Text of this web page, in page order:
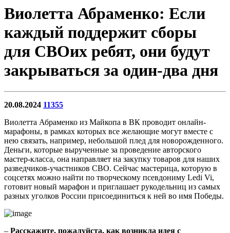
Виолетта Абраменко: Если
каждый поддержит сборы
для СВОих ребят, они будут
закрываться за один-два дня
20.08.2024 11355
Виолетта Абраменко из Майкопа в ВК проводит онлайн-
марафоны, в рамках которых все желающие могут вместе с
нею связать, например, небольшой плед для новорожденного.
Деньги, которые вырученные за проведение авторского
мастер-класса, она направляет на закупку товаров для наших
разведчиков-участников СВО. Сейчас мастерица, которую в
соцсетях можно найти по творческому псевдониму Ledi Vi,
готовит новый марафон и приглашает рукодельниц из самых
разных уголков России присоединиться к ней во имя Победы.
– Расскажите, пожалуйста, как возникла идея с